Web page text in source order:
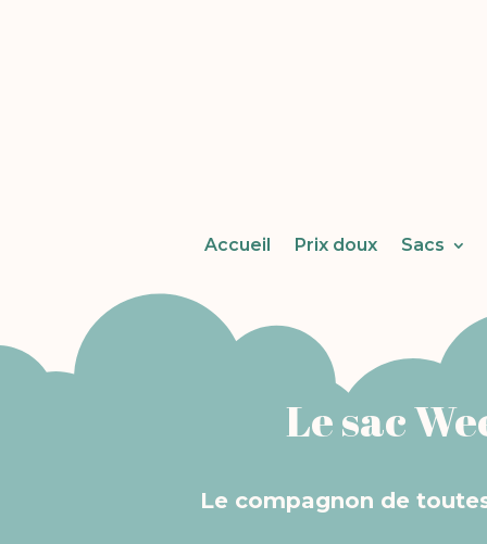
Accueil Prix doux Sacs
Le sac
Le compagnon de